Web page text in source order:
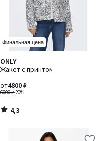
Финальная цена
ONLY
Жакет с принтом
6000 ₽-20%
от4800 ₽
4,3
/ 5
4,3
/